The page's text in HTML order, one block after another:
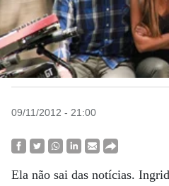
09/11/2012 - 21:00
Ela não sai das notícias.